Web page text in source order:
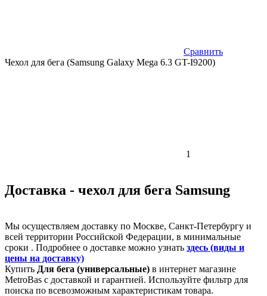
Сравнить
Чехол для бега (Samsung Galaxy Mega 6.3 GT-I9200)
1
Доставка - чехол для бега Samsung
Мы осуществляем доставку по Москве, Санкт-Петербургу и
всей территории Российской Федерации, в минимальные
сроки . Подробнее о доставке можно узнать здесь (виды и
цены на доставку)
Купить Для бега (универсальные) в интернет магазине
MetroBas с доставкой и гарантией. Используйте фильтр для
поиска по всевозможным характеристикам товара.